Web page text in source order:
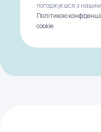
погоджуєшся з
Політикою
cookie.